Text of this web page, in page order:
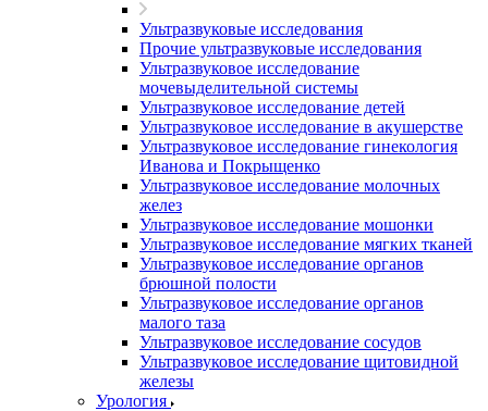
Ультразвуковые исследования
Прочие ультразвуковые исследования
Ультразвуковое исследование
мочевыделительной системы
Ультразвуковое исследование детей
Ультразвуковое исследование в акушерстве
Ультразвуковое исследование гинекология
Иванова и Покрыщенко
Ультразвуковое исследование молочных
желез
Ультразвуковое исследование мошонки
Ультразвуковое исследование мягких тканей
Ультразвуковое исследование органов
брюшной полости
Ультразвуковое исследование органов
малого таза
Ультразвуковое исследование сосудов
Ультразвуковое исследование щитовидной
железы
Урология